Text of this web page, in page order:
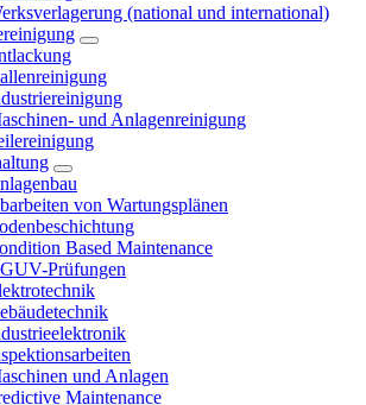
(national und international)
und Anlagenreinigung
von Wartungsplänen
Based Maintenance
Prüfungen
und Anlagen
Maintenance